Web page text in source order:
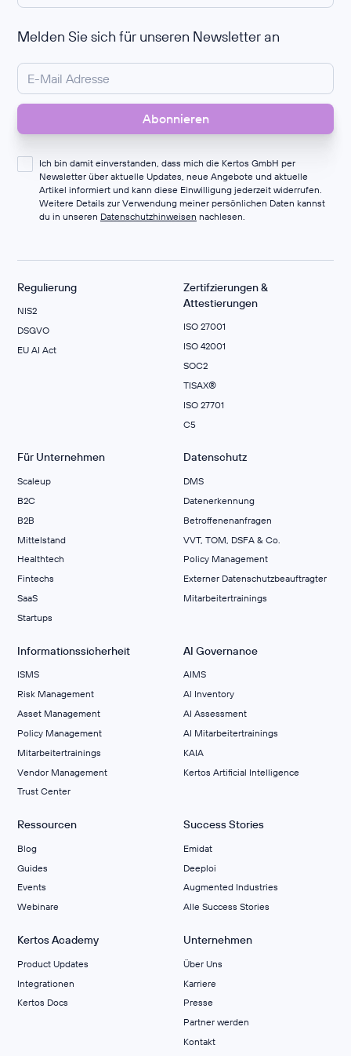
Melden Sie sich für unseren Newsletter an
Ich bin damit einverstanden, dass mich die Kertos GmbH per
Newsletter über aktuelle Updates, neue Angebote und aktuelle
Artikel informiert und kann diese Einwilligung jederzeit widerrufen.
Weitere Details zur Verwendung meiner persönlichen Daten kannst
du in unseren Datenschutzhinweisen nachlesen.
Regulierung
NIS2
DSGVO
EU AI Act
Zertifzierungen &
Attestierungen
ISO 27001
ISO 42001
SOC2
TISAX®
ISO 27701
C5
Für Unternehmen
Scaleup
B2C
B2B
Mittelstand
Healthtech
Fintechs
SaaS
Startups
Datenschutz
DMS
Datenerkennung
Betroffenenanfragen
VVT, TOM, DSFA & Co.
Policy Management
Externer Datenschutzbeauftragter
Mitarbeitertrainings
Informationssicherheit
ISMS
Risk Management
Asset Management
Policy Management
Mitarbeitertrainings
Vendor Management
Trust Center
AI Governance
AIMS
Al Inventory
AI Assessment
AI Mitarbeitertrainings
KAIA
Kertos Artificial Intelligence
Ressourcen
Blog
Guides
Events
Webinare
Success Stories
Emidat
Deeploi
Augmented Industries
Alle Success Stories
Kertos Academy
Product Updates
Integrationen
Kertos Docs
Unternehmen
Über Uns
Karriere
Presse
Partner werden
Kontakt